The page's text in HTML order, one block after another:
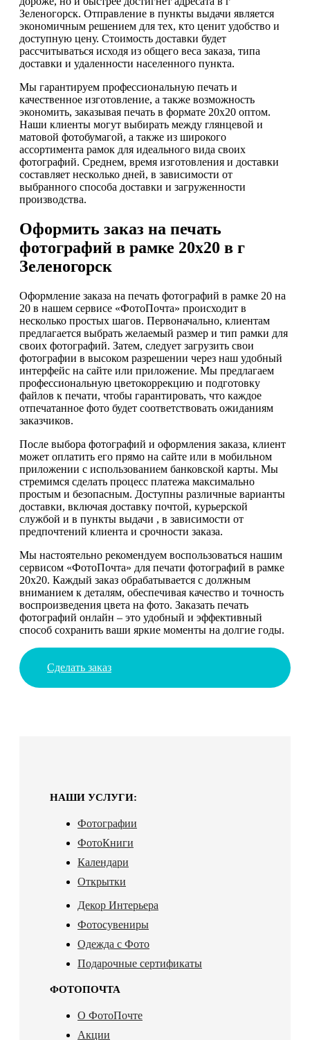
Зеленогорск. Отправление в пункты выдачи является
экономичным решением для тех, кто ценит удобство и
доступную цену. Стоимость доставки будет
рассчитываться исходя из общего веса заказа, типа
доставки и удаленности населенного пункта.
Мы гарантируем профессиональную печать и
качественное изготовление, а также возможность
экономить, заказывая печать в формате 20х20 оптом.
Наши клиенты могут выбирать между глянцевой и
матовой фотобумагой, а также из широкого
ассортимента рамок для идеального вида своих
фотографий. Среднем, время изготовления и доставки
составляет несколько дней, в зависимости от
выбранного способа доставки и загруженности
производства.
Оформить заказ на печать
фотографий в рамке 20х20 в г
Зеленогорск
Оформление заказа на печать фотографий в рамке 20 на
20 в нашем сервисе «ФотоПочта» происходит в
несколько простых шагов. Первоначально, клиентам
предлагается выбрать желаемый размер и тип рамки для
своих фотографий. Затем, следует загрузить свои
фотографии в высоком разрешении через наш удобный
интерфейс на сайте или приложение. Мы предлагаем
профессиональную цветокоррекцию и подготовку
файлов к печати, чтобы гарантировать, что каждое
отпечатанное фото будет соответствовать ожиданиям
заказчиков.
После выбора фотографий и оформления заказа, клиент
может оплатить его прямо на сайте или в мобильном
приложении с использованием банковской карты. Мы
стремимся сделать процесс платежа максимально
простым и безопасным. Доступны различные варианты
доставки, включая доставку почтой, курьерской
службой и в пункты выдачи , в зависимости от
предпочтений клиента и срочности заказа.
Мы настоятельно рекомендуем воспользоваться нашим
сервисом «ФотоПочта» для печати фотографий в рамке
20х20. Каждый заказ обрабатывается с должным
вниманием к деталям, обеспечивая качество и точность
воспроизведения цвета на фото. Заказать печать
фотографий онлайн – это удобный и эффективный
способ сохранить ваши яркие моменты на долгие годы.
Сделать заказ
НАШИ УСЛУГИ:
Фотографии
ФотоКниги
Календари
Открытки
Декор Интерьера
Фотосувениры
Одежда с Фото
Подарочные сертификаты
ФОТОПОЧТА
О ФотоПочте
Акции